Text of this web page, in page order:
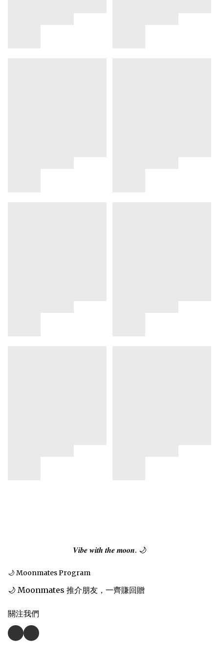
𝑽𝒊𝒃𝒆 𝒘𝒊𝒕𝒉 𝒕𝒉𝒆 𝒎𝒐𝒐𝒏. 🌙
🌙 Moonmates Program
🌙 Moonmates 推介朋友，一齊賺回贈
關注我們